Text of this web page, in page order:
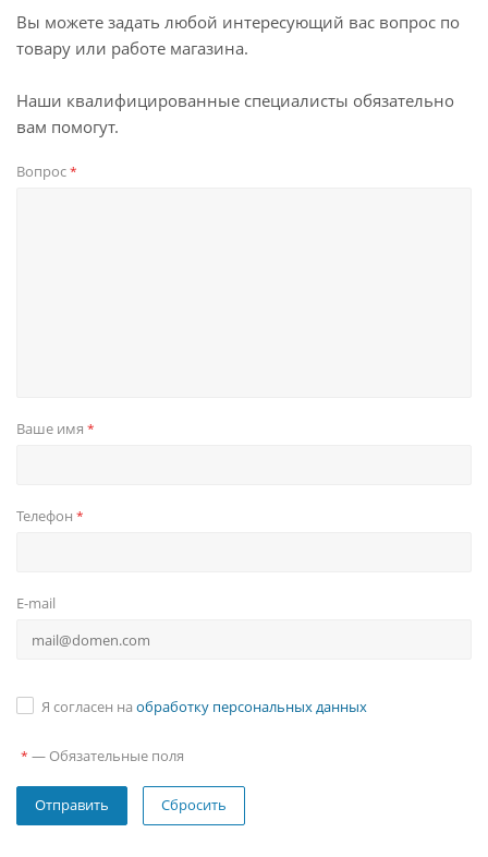
Вы можете задать любой интересующий вас вопрос по
товару или работе магазина.
Наши квалифицированные специалисты обязательно
вам помогут.
Вопрос*
Ваше имя *
Телефон *
E-mail
Я согласен на обработку персональных данных
* — Обязательные поля
Сбросить